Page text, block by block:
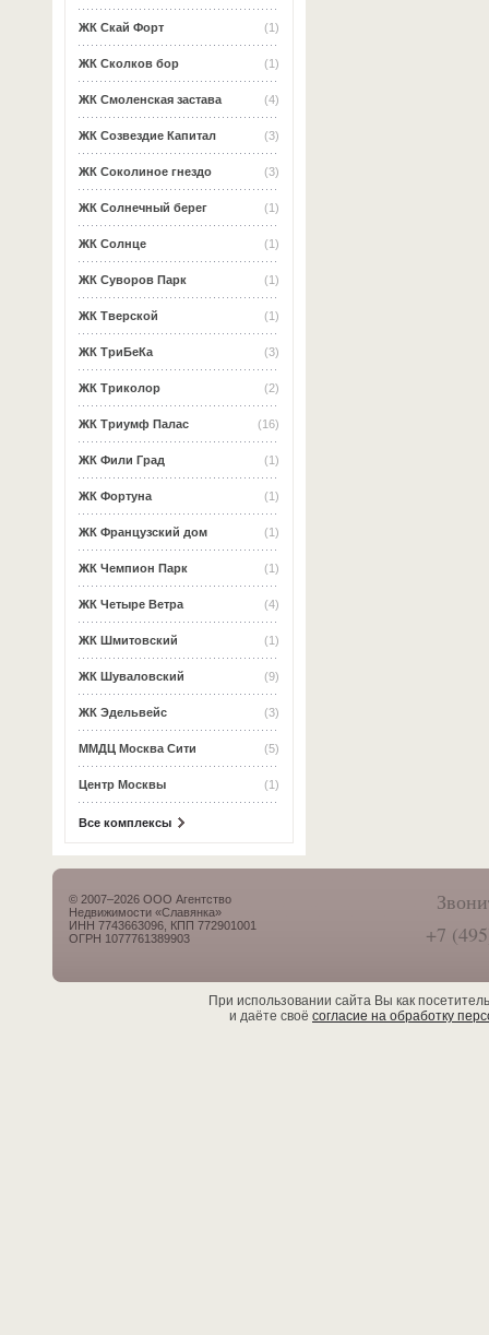
(1)
ЖК Скай Форт
(1)
ЖК Сколков бор
(4)
ЖК Смоленская застава
(3)
ЖК Созвездие Капитал
(3)
ЖК Соколиное гнездо
(1)
ЖК Солнечный берег
(1)
ЖК Солнце
(1)
ЖК Суворов Парк
(1)
ЖК Тверской
(3)
ЖК ТриБеКа
(2)
ЖК Триколор
(16)
ЖК Триумф Палас
(1)
ЖК Фили Град
(1)
ЖК Фортуна
(1)
ЖК Французский дом
(1)
ЖК Чемпион Парк
(4)
ЖК Четыре Ветра
(1)
ЖК Шмитовский
(9)
ЖК Шуваловский
(3)
ЖК Эдельвейс
(5)
ММДЦ Москва Сити
(1)
Центр Москвы
Все комплексы
© 2007–2026 ООО Агентство
Недвижимости «Славянка»
ИНН 7743663096, КПП 772901001
ОГРН 1077761389903
+7
При использовании сайта Вы как
и даёте своё согласие на обработку